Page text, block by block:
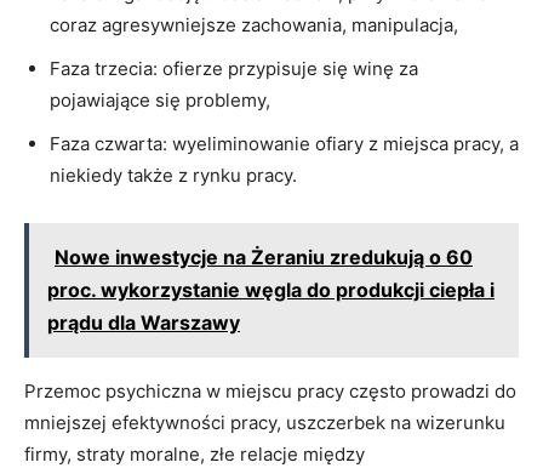
coraz agresywniejsze zachowania, manipulacja,
Faza trzecia: ofierze przypisuje się winę za
pojawiające się problemy,
Faza czwarta: wyeliminowanie ofiary z miejsca pracy, a
niekiedy także z rynku pracy.
Nowe inwestycje na Żeraniu zredukują o 60
proc. wykorzystanie węgla do produkcji ciepła i
prądu dla Warszawy
Przemoc psychiczna w miejscu pracy często prowadzi do
mniejszej efektywności pracy, uszczerbek na wizerunku
firmy, straty moralne, złe relacje między